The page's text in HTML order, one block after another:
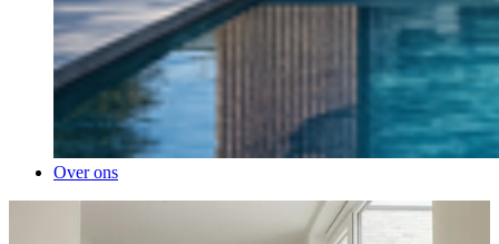
Over ons